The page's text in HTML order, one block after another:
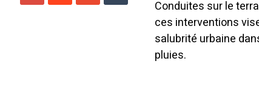
Conduites sur le
ces interventions
salubrité urbaine
pluies.